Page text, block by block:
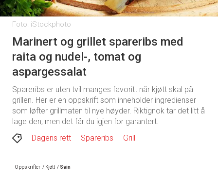
Foto: iStockphoto
Marinert og grillet spareribs med
raita og nudel-, tomat og
aspargessalat
Spareribs er uten tvil manges favoritt når kjøtt skal på
grillen. Her er en oppskrift som inneholder ingredienser
som løfter grillmaten til nye høyder. Riktignok tar det litt å
lage den, men det får du igjen for garantert.
Dagens rett
Spareribs Grill
Oppskrifter / Kjøtt / Svin